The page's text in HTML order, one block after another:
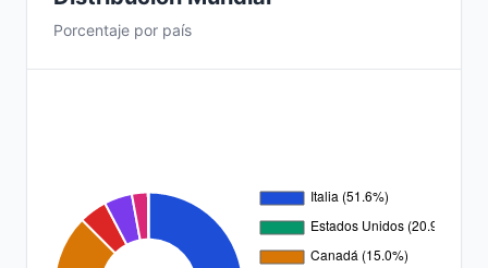
Porcentaje por país